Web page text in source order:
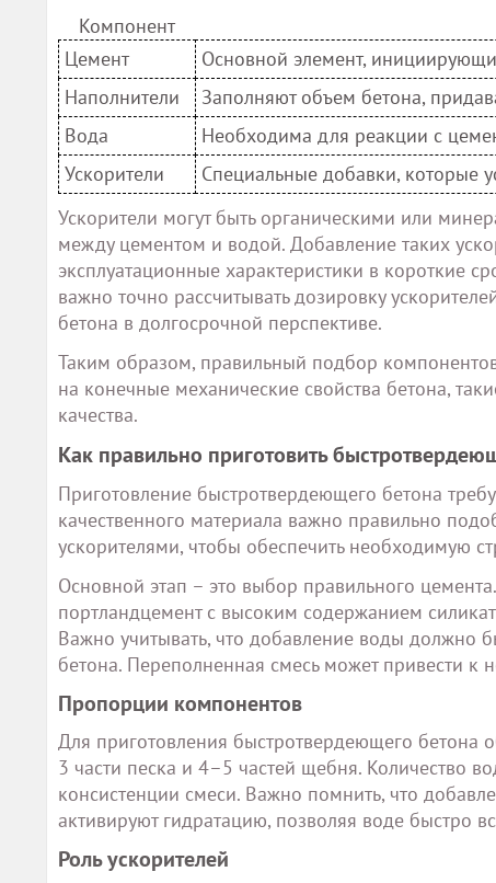
Компонент
Цемент
Основной элемент,
Наполнители
Заполняют объем бетона,
Вода
Необходима для реакции с
Ускорители
Специальные добавки, которые
Ускорители могут быть органическими или
между цементом и водой. Добавление таких
эксплуатационные характеристики в короткие
важно точно рассчитывать дозировку
бетона в долгосрочной перспективе.
Таким образом, правильный подбор
на конечные механические свойства бетона,
качества.
Как правильно приготовить
Приготовление быстротвердеющего бетона
качественного материала важно правильно
ускорителями, чтобы обеспечить необходимую
Основной этап – это выбор правильного
портландцемент с высоким содержанием
Важно учитывать, что добавление воды должно
бетона. Переполненная смесь может привести к
Пропорции компонентов
Для приготовления быстротвердеющего бетона
3 части песка и 4–5 частей щебня. Количество
консистенции смеси. Важно помнить, что
активируют гидратацию, позволяя воде быстро
Роль ускорителей